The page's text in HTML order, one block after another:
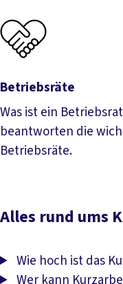
Betriebsräte
Was ist ein
beantworten die
Betriebsräte.
Alles rund ums
Wie hoch ist das
Wer kann